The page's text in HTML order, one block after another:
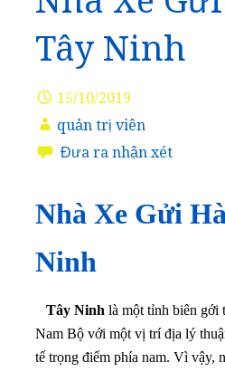
Tây Ninh
15/10/2019
quản trị viên
Đưa ra nhận xét
Nhà Xe Gửi
Ninh
Tây Ninh là một tỉnh biên
Nam Bộ với một vị trí địa lý
tế trọng điểm phía nam. Vì vậy,